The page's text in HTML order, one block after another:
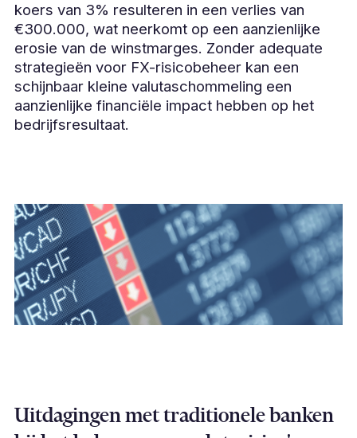
koers van 3% resulteren in een verlies van
€300.000, wat neerkomt op een aanzienlijke
erosie van de winstmarges. Zonder adequate
strategieën voor FX-risicobeheer kan een
schijnbaar kleine valutaschommeling een
aanzienlijke financiële impact hebben op het
bedrijfsresultaat.
Uitdagingen met traditionele banken